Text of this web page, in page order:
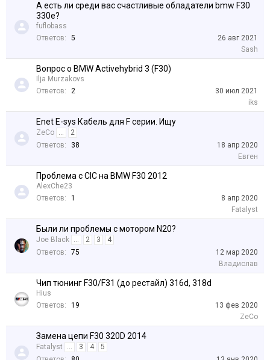
А есть ли среди вас счастливые обладатели bmw F30
330e?
fuflobass
Ответов:
5
26 авг 2021
Sash
Вопрос о BMW Activehybrid 3 (F30)
Ilja Murzakovs
Ответов:
2
30 июл 2021
iks
Enet E-sys Кабель для F серии. Ищу
ZeCo ...
2
Ответов:
38
18 апр 2020
Евген
Проблема с CIC на BMW F30 2012
AlexChe23
Ответов:
1
8 апр 2020
Fatalyst
Были ли проблемы с мотором N20?
Joe Black ... 2 3
4
Ответов:
75
12 мар 2020
Владислав
Чип тюнинг F30/F31 (до рестайл) 316d, 318d
Hius
Ответов:
19
13 фев 2020
ZeCo
Замена цепи F30 320D 2014
Fatalyst ... 3 4
5